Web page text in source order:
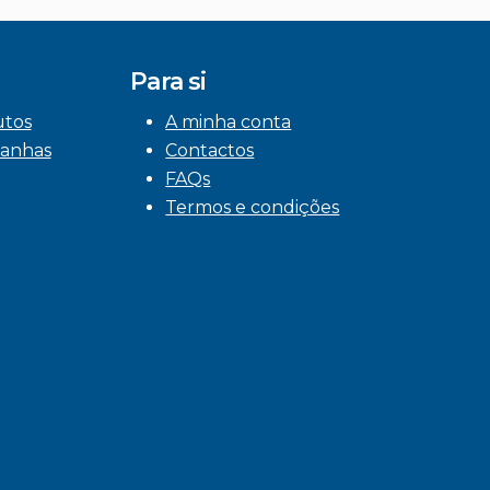
Para si
A minha conta
Contactos
FAQs
Termos e condições